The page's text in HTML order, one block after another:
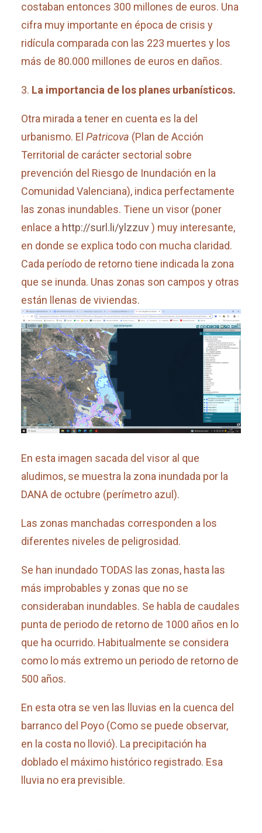
costaban entonces 300 millones de euros. Una
cifra muy importante en época de crisis y
ridícula comparada con las 223 muertes y los
más de 80.000 millones de euros en daños.
La importancia de los planes urbanísticos.
Otra mirada a tener en cuenta es la del
urbanismo. El Patricova (Plan de Acción
Territorial de carácter sectorial sobre
prevención del Riesgo de Inundación en la
Comunidad Valenciana), indica perfectamente
las zonas inundables. Tiene un visor (poner
enlace a http://surl.li/ylzzuv) muy interesante,
en donde se explica todo con mucha claridad.
Cada período de retorno tiene indicada la zona
que se inunda. Unas zonas son campos y otras
están llenas de viviendas.
En esta imagen sacada del visor al que
aludimos, se muestra la zona inundada por la
DANA de octubre (perímetro azul).
Las zonas manchadas corresponden a los
diferentes niveles de peligrosidad.
Se han inundado TODAS las zonas, hasta las
más improbables y zonas que no se
consideraban inundables. Se habla de caudales
punta de periodo de retorno de 1000 años en lo
que ha ocurrido. Habitualmente se considera
como lo más extremo un periodo de retorno de
500 años.
En esta otra se ven las lluvias en la cuenca del
barranco del Poyo (Como se puede observar,
en la costa no llovió). La precipitación ha
doblado el máximo histórico registrado. Esa
lluvia no era previsible.